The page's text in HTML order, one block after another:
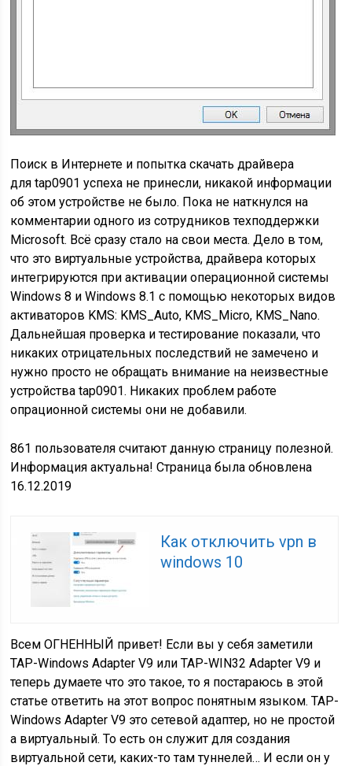
Поиск в Интернете и попытка скачать драйвера
для tap0901 успеха не принесли, никакой информации
об этом устройстве не было. Пока не наткнулся на
комментарии одного из сотрудников техподдержки
Microsoft. Всё сразу стало на свои места. Дело в том,
что это виртуальные устройства, драйвера которых
интегрируются при активации операционной системы
Windows 8 и Windows 8.1 с помощью некоторых видов
активаторов KMS: KMS_Auto, KMS_Micro, KMS_Nano.
Дальнейшая проверка и тестирование показали, что
никаких отрицательных последствий не замечено и
нужно просто не обращать внимание на неизвестные
устройства tap0901. Никаких проблем работе
опрационной системы они не добавили.
861 пользователя считают данную страницу полезной.
Информация актуальна! Страница была обновлена
16.12.2019
Как отключить vpn в
windows 10
Всем ОГНЕННЫЙ привет! Если вы у себя заметили
TAP-Windows Adapter V9 или TAP-WIN32 Adapter V9 и
теперь думаете что это такое, то я постараюсь в этой
статье ответить на этот вопрос понятным языком. TAP-
Windows Adapter V9 это сетевой адаптер, но не простой
а виртуальный. То есть он служит для создания
виртуальной сети, каких-то там туннелей… И если он у